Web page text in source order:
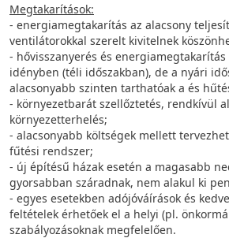
Megtakarítások:
- energiamegtakarítás az alacsony
ventilátorokkal szerelt kivitelnek
- hővisszanyerés és
idényben (téli időszakban), de a nyári
alacsonyabb szinten tarthatóak a és
- környezetbarát szellőztetés, rendkívül
környezetterhelés;
- alacsonyabb költségek mellett
fűtési rendszer;
- új építésű házak esetén a magasabb
gyorsabban száradnak, nem alakul ki
- egyes esetekben adójóváírások és
feltételek érhetőek el a helyi (pl.
szabályozásoknak megfelelően.